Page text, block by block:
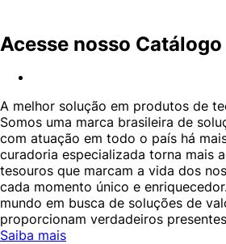
Acesse nosso Catálogo
A melhor solução em produtos de
Somos uma marca brasileira de
com atuação em todo o país há
curadoria especializada torna mais
tesouros que marcam a vida dos
cada momento único e
mundo em busca de soluções de
proporcionam verdadeiros
Saiba mais